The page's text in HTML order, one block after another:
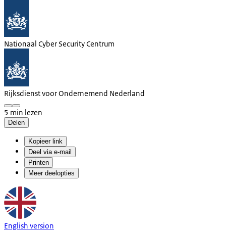
Nationaal Cyber Security Centrum
Rijksdienst voor Ondernemend Nederland
5 min lezen
Delen
Kopieer link
Deel via e-mail
Printen
Meer deelopties
English version